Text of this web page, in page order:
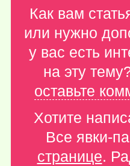
Как вам
или нужно
у вас есть
на эту
оставьте
Хотите
Все явки-
странице.